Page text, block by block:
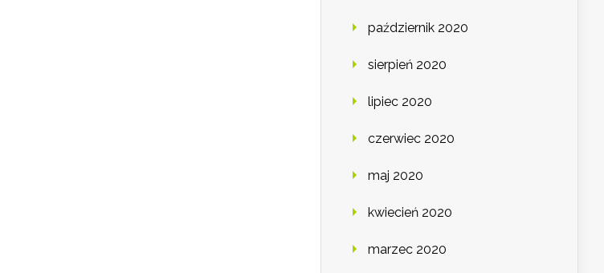
październik 2020
sierpień 2020
lipiec 2020
czerwiec 2020
maj 2020
kwiecień 2020
marzec 2020